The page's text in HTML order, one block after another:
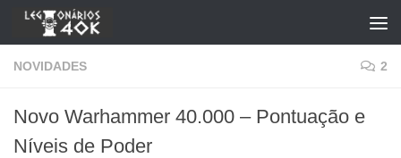
Skip to content
NOVIDADES 2
Novo Warhammer 40.000 – Pontuação e
Níveis de Poder